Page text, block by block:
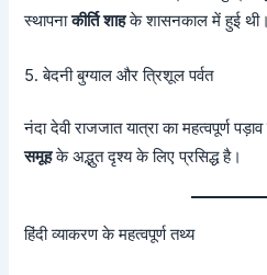
स्थापनाकीर्ति शाहके शासनकाल में हुई थी।
5. बेदनी बुग्याल और त्रिशूल पर्वत
नंदा देवी राजजात यात्रा का महत्वपूर्ण पड़ाव
समूहके अद्भुत दृश्य के लिए प्रसिद्ध है।
हिंदी व्याकरण के महत्वपूर्ण तथ्य